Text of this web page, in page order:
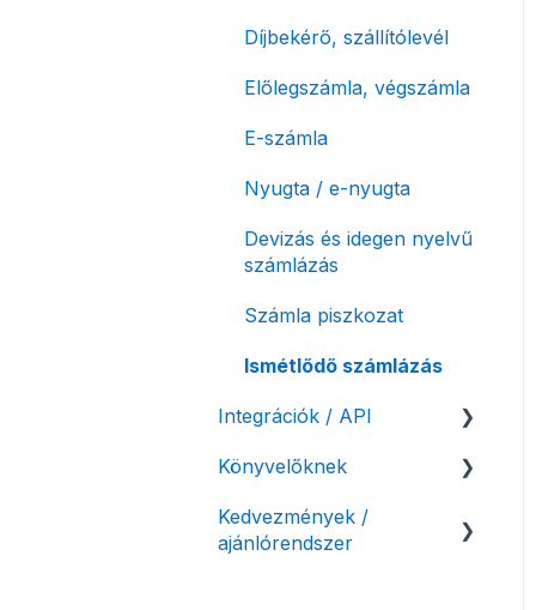
korlátozás
Fizetési módok
Bejövő számlák és vevői
számlagenerálás
Tömeges-, és csoportos
Megbízott
Önszámlázás
Online fizetési
Évzárás #free
Díjbekérő, szállítólevél
Előlegszámla, végszámla
E-számla
Nyugta / e-nyugta
Devizás és idegen nyelvű
számlázás
Számla piszkozat
Ismétlődő számlázás
Integrációk / API
API interfész, Számla
Webshop pluginok
Könyvelőknek
Listák / adatexport
Kedvezmények /
ajánlórendszer